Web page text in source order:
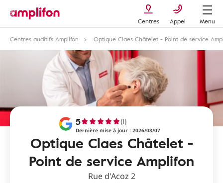
Centres Appel
Menu
Centres auditifs Amplifon
Optique Claes Châtelet - Point de service
Optique Claes Châtelet -
Point de service Amplifon
5 (1)
Dernière mise à jour : 2026/08/07
Rue d'Acoz 2